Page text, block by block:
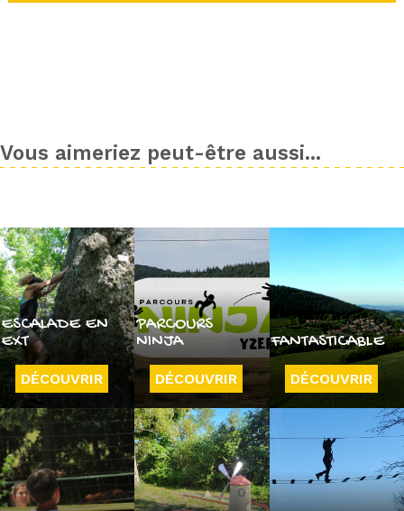
Vous aimeriez peut-être aussi...
ESCALADE EN
EXT
DÉCOUVRIR
PARCOURS
NINJA
DÉCOUVRIR
FANTASTICABLE
DÉCOUVRIR